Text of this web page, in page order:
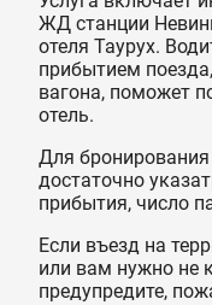
ЖД станции
отеля Таурух.
прибытием
вагона, поможет
отель.
Для
достаточно
прибытия, число
Если въезд на
или вам нужно не
предупредите,